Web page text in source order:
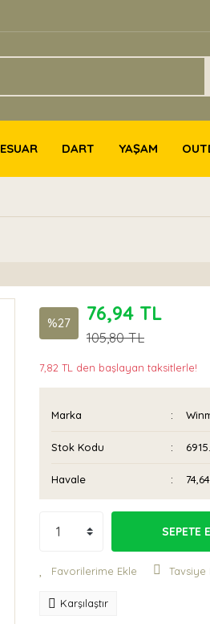
DART YAŞAM
%27 76,94 TL
105,80 TL
7,82 TL den başlayan taksitlerle!
Marka
Stok Kodu
Havale
SEPETE
Tavsiye
Karşılaştır